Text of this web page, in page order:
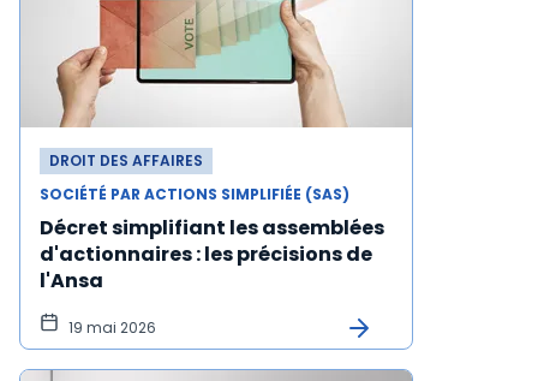
DROIT DES AFFAIRES
SOCIÉTÉ PAR ACTIONS SIMPLIFIÉE (SAS)
Décret simplifiant les assemblées
d'actionnaires : les précisions de
l'Ansa
19 mai 2026